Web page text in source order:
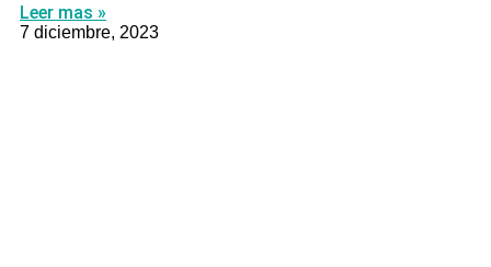
Leer mas »
7 diciembre, 2023